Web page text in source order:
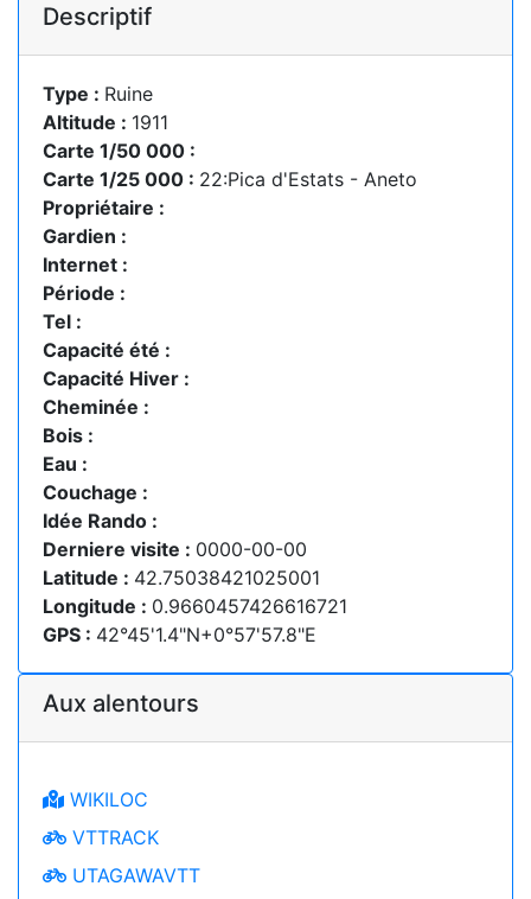
Descriptif
Type : Ruine
Altitude : 1911
Carte 1/50 000 :
Carte 1/25 000 : 22:Pica d'Estats - Aneto
Propriétaire :
Gardien :
Internet :
Période :
Tel :
Capacité été :
Capacité Hiver :
Cheminée :
Bois :
Eau :
Couchage :
Idée Rando :
Derniere visite : 0000-00-00
Latitude : 42.75038421025001
Longitude : 0.9660457426616721
GPS : 42°45'1.4"N+0°57'57.8"E
Aux alentours
WIKILOC
VTTRACK
UTAGAWAVTT